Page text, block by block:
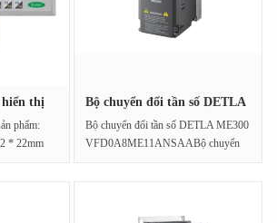
thị
phẩm:
* 22mm
Bộ chuyển đổi tần số DETLA
Bộ chuyển đổi tần số DETLA ME300
VFD0A8ME11ANSAABộ chuyển